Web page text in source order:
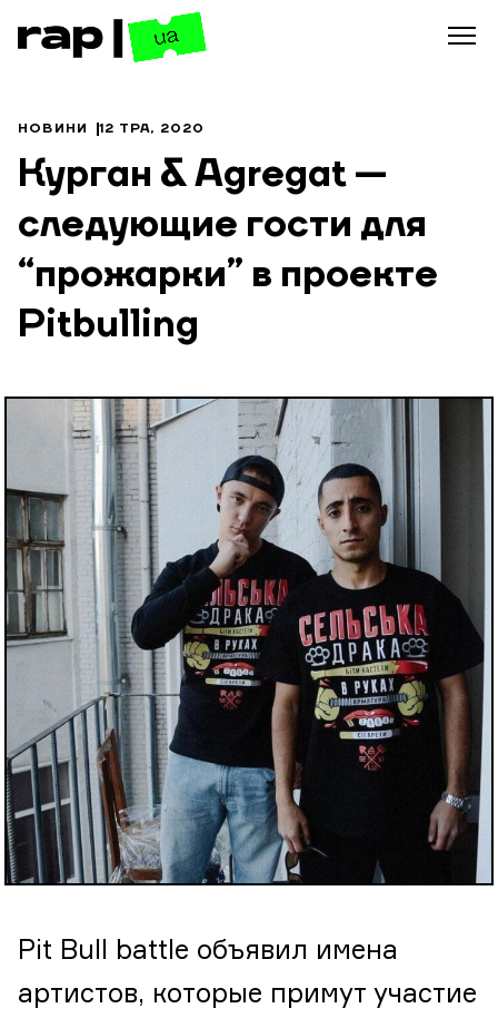
НОВИНИ 12 ТРА, 2020
Курган & Agregat —
следующие гости для
“прожарки” в проекте
Pitbulling
Pit Bull battle объявил имена
артистов, которые примут участие